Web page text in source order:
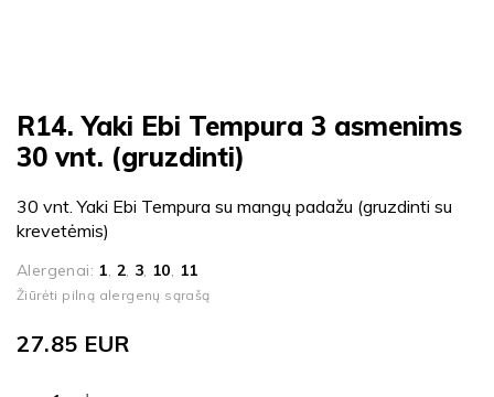
R14. Yaki Ebi Tempura 3 asmenims
30 vnt. (gruzdinti)
30 vnt. Yaki Ebi Tempura su mangų padažu (gruzdinti su
krevetėmis)
Alergenai: 1, 2, 3, 10, 11
Žiūrėti pilną alergenų sąrašą
27.85 EUR